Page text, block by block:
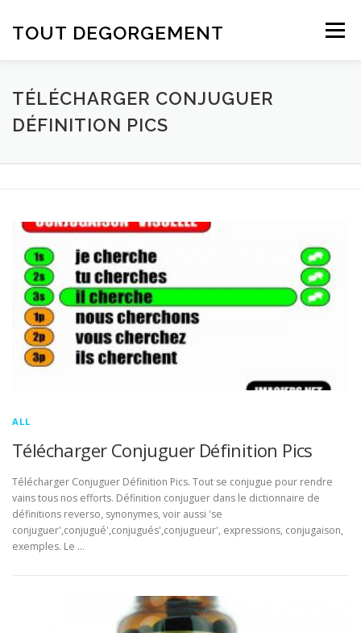
TOUT DEGORGEMENT Menu
TÉLÉCHARGER CONJUGUER
DÉFINITION PICS
ALL
Télécharger Conjuguer Définition Pics
Télécharger Conjuguer Définition Pics. Tout se conjugue pour rendre
vains tous nos efforts. Définition conjuguer dans le dictionnaire de
définitions reverso, synonymes, voir aussi 'se
conjuguer',conjugué',conjugués',conjugueur', expressions, conjugaison,
exemples. Le …